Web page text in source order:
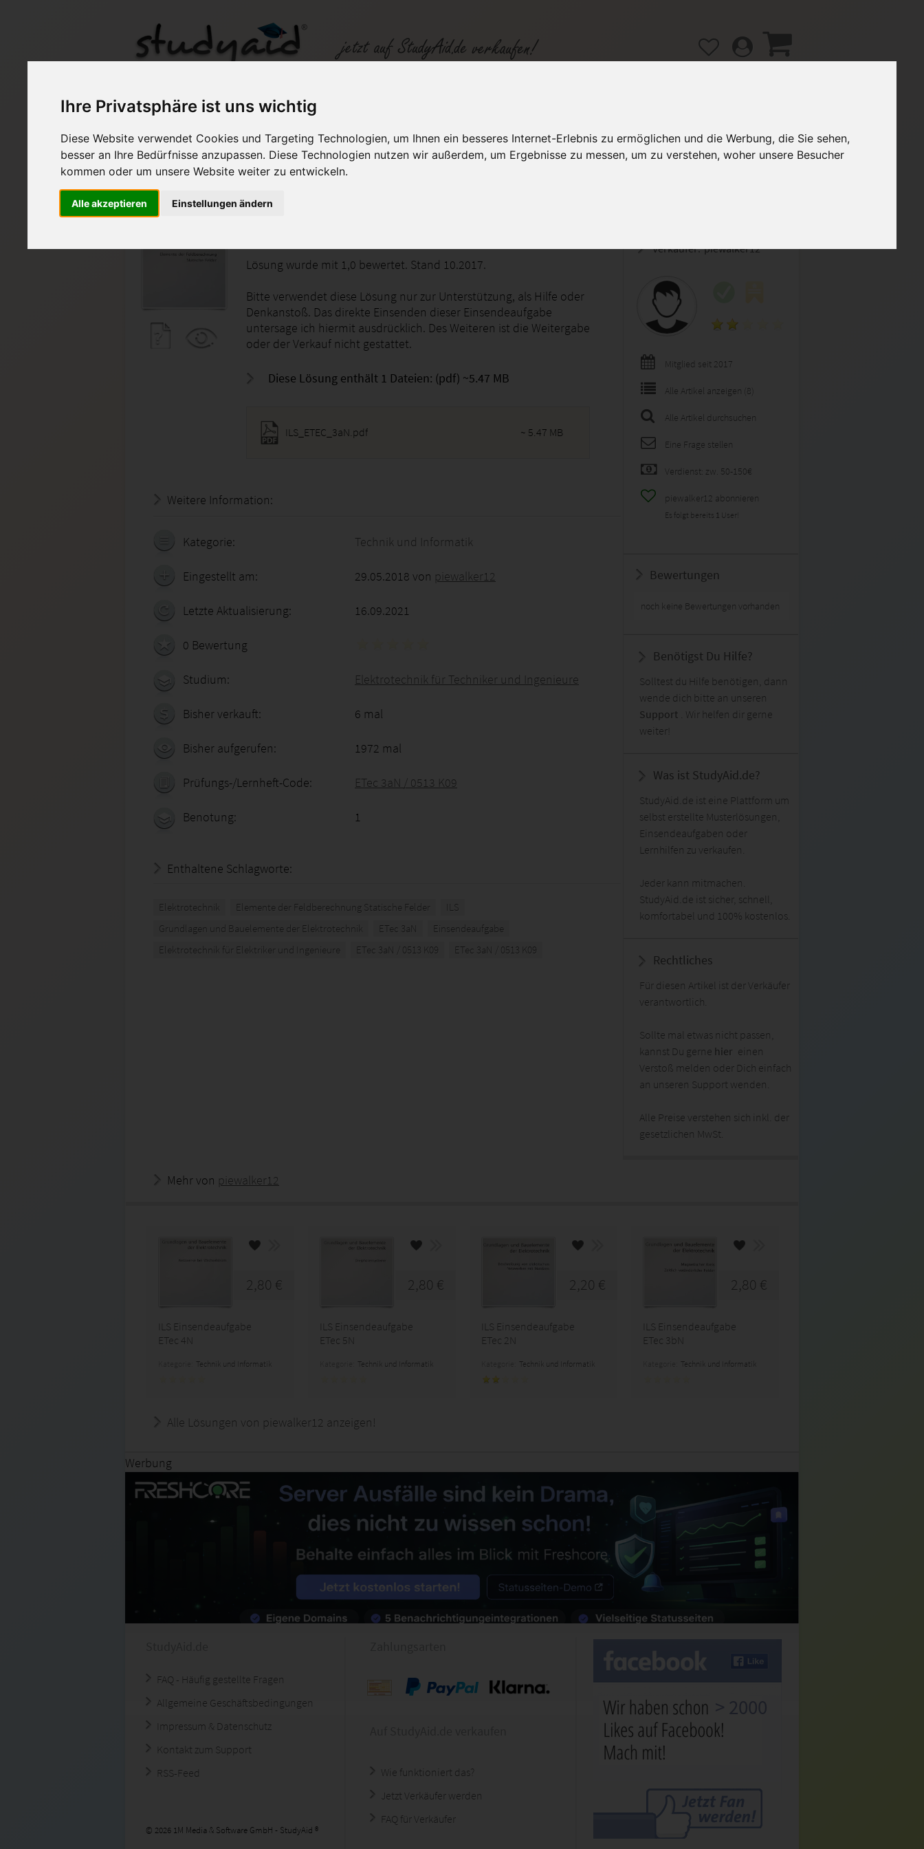
Ihre Privatsphäre ist uns wichtig
Diese Website verwendet Cookies und Targeting Technologien, um Ihnen ein besseres Internet-Erlebnis zu ermöglichen und die Werbung, die Sie sehen,
besser an Ihre Bedürfnisse anzupassen. Diese Technologien nutzen wir außerdem, um Ergebnisse zu messen, um zu verstehen, woher unsere Besucher
kommen oder um unsere Website weiter zu entwickeln.
Alle akzeptieren Einstellungen ändern
ILS Einsendeaufgabe ETec 3aN
Auf StudyAid.de verkaufen Kategorien Studiengänge / Lehrgänge Hilfe / FAQ
Startseite Technik und Informatik
Lösung wurde mit 1,0 bewertet. Stand 10.2017.
Bitte verwendet diese Lösung nur zur Unterstützung, als Hilfe oder
Denkanstoß. Das direkte Einsenden dieser Einsendeaufgabe
untersage ich hiermit ausdrücklich. Des Weiteren ist die Weitergabe
oder der Verkauf nicht gestattet.
Diese Lösung enthält 1 Dateien: (pdf) ~5.47 MB
ILS_ETEC_3aN.pdf ~ 5.47 MB
Weitere Information:
Kategorie: Technik und Informatik
Eingestellt am: 29.05.2018 von piewalker12
Letzte Aktualisierung: 16.09.2021
0 Bewertung
Studium: Elektrotechnik für Techniker und Ingenieure
Bisher verkauft: 6 mal
Bisher aufgerufen: 1972 mal
Prüfungs-/Lernheft-Code: ETec 3aN / 0513 K09
Benotung: 1
Enthaltene Schlagworte:
Elektrotechnik Elemente der Feldberechnung Statische Felder
ILS
Grundlagen und Bauelemente der Elektrotechnik
ETec 3aN
Einsendeaufgabe
Elektrotechnik für Elektriker und Ingenieure
ETec 3aN / 0513 K09 ETec 3aN / 0513 K09
Verkäufer: piewalker12
Mitglied seit 2017
Alle Artikel anzeigen (8)
Alle Artikel durchsuchen
Eine Frage stellen
Verdienst: zw. 50-150€
piewalker12 abonnieren
Es folgt bereits 1 User!
Bewertungen
noch keine Bewertungen vorhanden
Benötigst Du Hilfe?
Solltest du Hilfe benötigen, dann
wende dich bitte an unseren
Support . Wir helfen dir gerne
weiter!
Was ist StudyAid.de?
StudyAid.de ist eine Plattform um
selbst erstellte Musterlösungen,
Einsendeaufgaben oder
Lernhilfen zu verkaufen.
Jeder kann mitmachen.
StudyAid.de ist sicher, schnell,
komfortabel und 100% kostenlos.
Rechtliches
Für diesen Artikel ist der Verkäufer
verantwortlich.
Sollte mal etwas nicht passen,
kannst Du gerne hier einen
Verstoß melden oder Dich einfach
an unseren Support wenden.
Alle Preise verstehen sich inkl. der
gesetzlichen MwSt.
Mehr von piewalker12
2,80 €
ILS Einsendeaufgabe
ETec 4N
Technik und Informatik
2,80 €
ILS Einsendeaufgabe
ETec 5N
Technik und Informatik
2,20 €
ILS Einsendeaufgabe
ETec 2N
Technik und Informatik
2,80 €
ILS Einsendeaufgabe
ETec 3bN
Technik und Informatik
Alle Lösungen von piewalker12 anzeigen!
Werbung
FAQ - Häufig gestellte Fragen
Allgemeine Geschäftsbedingungen
Impressum & Datenschutz
Kontakt zum Support
RSS-Feed
© 2026 1M Media & Software GmbH - StudyAid ®
Wie funktioniert das?
Jetzt Verkäufer werden
FAQ für Verkäufer
> 2000